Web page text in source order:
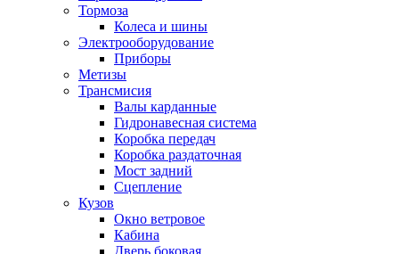
Тормоза
Колеса и шины
Электрооборудование
Приборы
Метизы
Трансмисия
Валы карданные
Гидронавесная система
Коробка передач
Коробка раздаточная
Мост задний
Сцепление
Кузов
Окно ветровое
Кабина
Дверь боковая